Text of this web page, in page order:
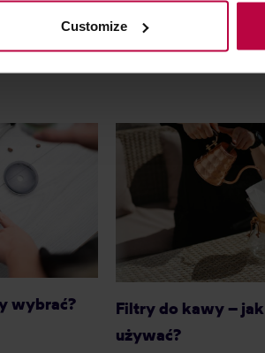
Customize
wybrać?
Filtry do kawy –
używać?